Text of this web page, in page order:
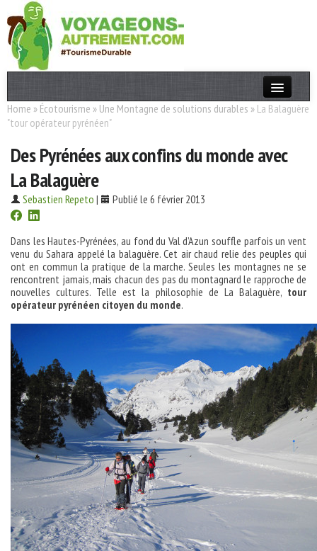
Actualités
Destinations
Acteurs
Thèmes
OK
Home » Écotourisme » Une Montagne de solutions durables » La Balaguère
"tour opérateur pyrénéen"
Des Pyrénées aux confins du monde avec
La Balaguère
Sebastien Repeto | Publié le 6 février 2013
Dans les Hautes-Pyrénées, au fond du Val d’Azun souffle parfois un vent
venu du Sahara appelé la balaguère. Cet air chaud relie des peuples qui
ont en commun la pratique de la marche. Seules les montagnes ne se
rencontrent jamais, mais chacun des pas du montagnard le rapproche de
nouvelles cultures. Telle est la philosophie de La Balaguère, tour
opérateur pyrénéen citoyen du monde.